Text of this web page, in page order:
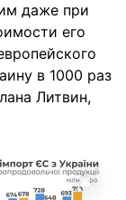
даже при
его
в 1000 раз
Литвин,